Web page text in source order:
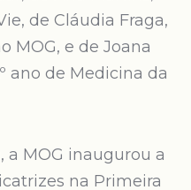
de Cláudia Fraga,
MOG, e de Joana
ano de Medicina da
a MOG inaugurou a
na Primeira